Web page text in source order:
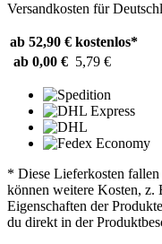
Versandkosten für
ab 52,90 € kostenlos*
ab 0,00 € 5,79 €
* Diese Lieferkosten fallen
können weitere Kosten, z.
Eigenschaften der
du direkt in der